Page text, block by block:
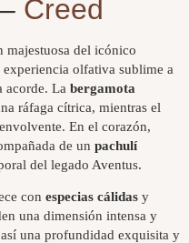
Creed
majestuosa del icónico
olfativa sublime a
acorde. La bergamota
ráfaga cítrica, mientras el
En el corazón,
de un pachulí
del legado Aventus.
con especias cálidas y
una dimensión intensa y
una profundidad exquisita y